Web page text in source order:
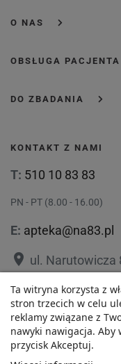
54,90 zł
O NAS
OBSŁUGA PACJENTA
DO ZBADANIA
KONTAKT Z NAMI
T: 510 10 83 83
PN - PT (8.00 - 16.00)
E: apteka@na83.pl
place ul. Narutowicza
placeul. 1 Maja 36,
Ta witryna korzysta z
stron trzecich w celu
reklamy związane z
nawyki nawigacja. Aby
przycisk Akceptuj.